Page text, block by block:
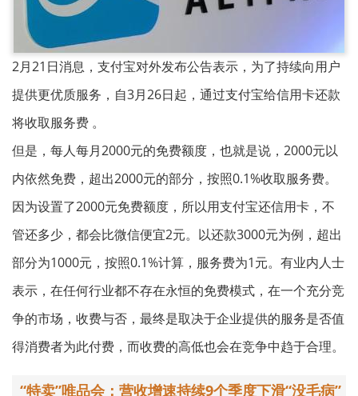
2月21日消息，支付宝对外发布公告表示，为了持续向用户
提供更优质服务，自3月26日起，通过支付宝给信用卡还款
将收取服务费 。
但是，每人每月2000元的免费额度，也就是说，2000元以
内依然免费，超出2000元的部分，按照0.1%收取服务费。
因为设置了2000元免费额度，所以用支付宝还信用卡，不
管还多少，都会比微信便宜2元。以还款3000元为例，超出
部分为1000元，按照0.1%计算，服务费为1元。有业内人士
表示，在任何行业都不存在永恒的免费模式，在一个充分竞
争的市场，收费与否，最终是取决于企业提供的服务是否值
得消费者为此付费，而收费的高低也会在竞争中趋于合理。
“特卖”唯品会：营收增速持续9个季度下滑“没毛病”